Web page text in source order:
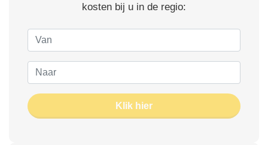
kosten bij u in de regio:
Klik hier